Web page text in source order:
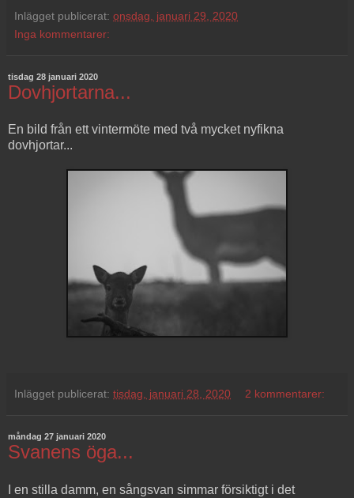
Inlägget publicerat: onsdag, januari 29, 2020
Inga kommentarer:
tisdag 28 januari 2020
Dovhjortarna...
En bild från ett vintermöte med två mycket nyfikna
dovhjortar...
Inlägget publicerat: tisdag, januari 28, 2020 2 kommentarer:
måndag 27 januari 2020
Svanens öga...
I en stilla damm, en sångsvan simmar försiktigt i det